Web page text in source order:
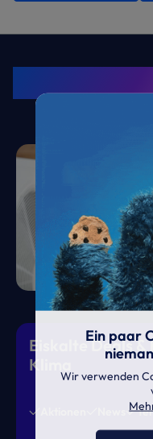
Eiskalte Deals &
Klima
Ein paar
Wir verwenden